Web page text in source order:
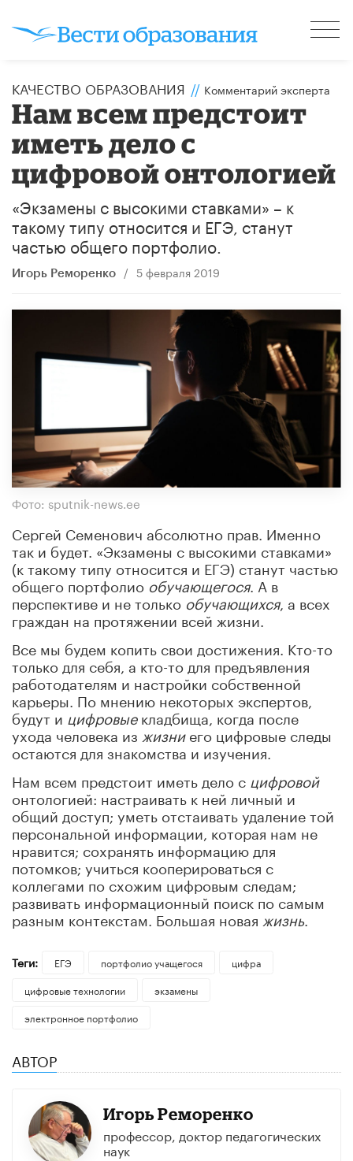
КАЧЕСТВО ОБРАЗОВАНИЯ // Комментарий эксперта
Нам всем предстоит
иметь дело с
цифровой онтологией
«Экзамены с высокими ставками» – к
такому типу относится и ЕГЭ, станут
частью общего портфолио.
Игорь Реморенко / 5 февраля 2019
Фото: sputnik-news.ee
Сергей Семенович абсолютно прав. Именно
так и будет. «Экзамены с высокими ставками»
(к такому типу относится и ЕГЭ) станут частью
общего портфолио обучающегося. А в
перспективе и не только обучающихся, а всех
граждан на протяжении всей жизни.
Все мы будем копить свои достижения. Кто-то
только для себя, а кто-то для предъявления
работодателям и настройки собственной
карьеры. По мнению некоторых экспертов,
будут и цифровыекладбища, когда после
ухода человека из жизниего цифровые следы
остаются для знакомства и изучения.
Нам всем предстоит иметь дело с цифровой
онтологией: настраивать к ней личный и
общий доступ; уметь отстаивать удаление той
персональной информации, которая нам не
нравится; сохранять информацию для
потомков; учиться кооперироваться с
коллегами по схожим цифровым следам;
развивать информационный поиск по самым
разным контекстам. Большая новая жизнь
Теги: ЕГЭ портфолио учащегося
цифра
цифровые технологии
экзамены
электронное портфолио
АВТОР
Игорь Реморенко
профессор, доктор педагогических
наук